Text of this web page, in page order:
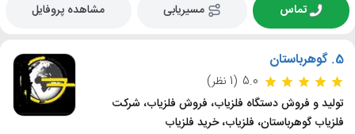
تماس مسیریابی مشاهده پروفایل
5. گوهرباستان
5.0 (1 نظر)
تولید و فروش دستگاه فلزیاب، فروش فلزیاب، شرکت
فلزیاب گوهرباستان، فلزیاب، خرید فلزیاب